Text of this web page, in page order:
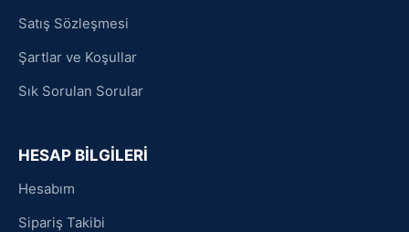
Satış Sözleşmesi
Şartlar ve Koşullar
Sık Sorulan Sorular
HESAP BİLGİLERİ
Hesabım
Sipariş Takibi